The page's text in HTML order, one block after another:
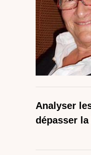
Analyser
dépasser